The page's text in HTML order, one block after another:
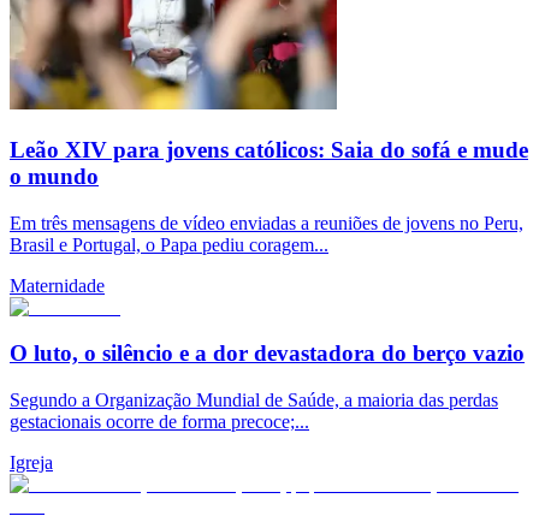
Leão XIV para jovens católicos: Saia do sofá e mude
o mundo
Em três mensagens de vídeo enviadas a reuniões de jovens no Peru,
Brasil e Portugal, o Papa pediu coragem...
Maternidade
O luto, o silêncio e a dor devastadora do berço vazio
Segundo a Organização Mundial de Saúde, a maioria das perdas
gestacionais ocorre de forma precoce;...
Igreja